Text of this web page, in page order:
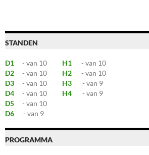
STANDEN
D1 - van 10 H1
- van 10
D2
- van 10 H2
- van 10
D3
- van 10 H3
- van 9
D4
- van 10 H4
- van 9
D5
- van 10
D6
- van 9
PROGRAMMA